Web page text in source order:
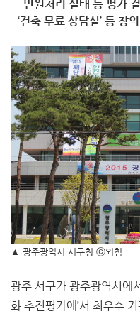
- 민원처리 실태 등 평가
- ‘건축 무료 상담실’ 등 창
▲ 광주광역시 서구청 ⓒ외침
광주 서구가 광주광역시에
화 추진평가에’서 최우수